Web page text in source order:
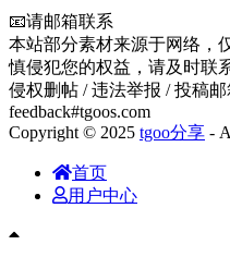
📧请邮箱联系
本站部分素材来源于网络，
慎侵犯您的权益，请及时联
侵权删帖 / 违法举报 / 投稿邮
feedback#tgoos.com
Copyright © 2025 tgoo分享 -
首页
用户中心